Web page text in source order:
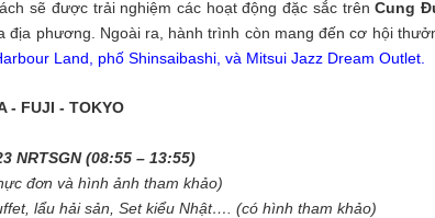
sẽ được trải nghiệm các hoạt động đặc sắc trênCung
địa phương. Ngoài ra, hành trình còn mang đến cơ hội
Land, phố Shinsaibashi, và Mitsui Jazz Dream Outlet.
- FUJI - TOKYO
NRTSGN (08:55 – 13:55)
đơn và hình ảnh tham khảo)
lẩu hải sản, Set kiểu Nhật…. (có hình tham khảo)